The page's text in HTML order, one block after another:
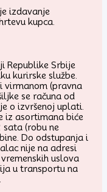
izdavanje
kupca.
Republike Srbije
kurirske službe.
virmanom (pravna
se računa od
o izvršenoj uplati.
iz asortimana biće
sata (robu ne
Do odstupanja i
nije na adresi
uslova
u transportu na